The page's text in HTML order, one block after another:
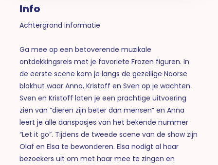
Info
Achtergrond informatie
Ga mee op een betoverende muzikale
ontdekkingsreis met je favoriete Frozen figuren. In
de eerste scene kom je langs de gezellige Noorse
blokhut waar Anna, Kristoff en Sven op je wachten.
Sven en Kristoff laten je een prachtige uitvoering
zien van “dieren zijn beter dan mensen” en Anna
leert je alle danspasjes van het bekende nummer
“Let it go”. Tijdens de tweede scene van de show zijn
Olaf en Elsa te bewonderen. Elsa nodigt al haar
bezoekers uit om met haar mee te zingen en